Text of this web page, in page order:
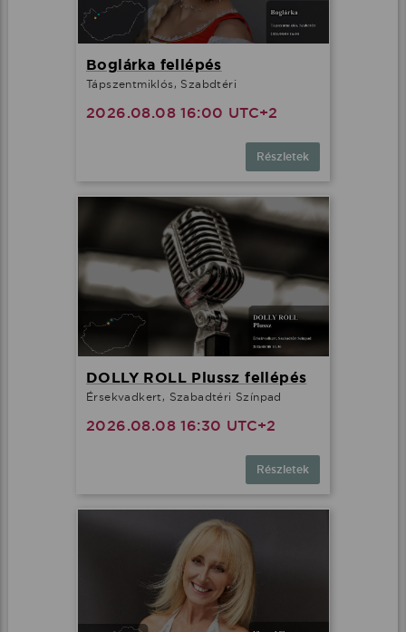
Boglárka fellépés
Tápszentmiklós, Szabdtéri
2026.08.08 16:00 UTC+2
Részletek
DOLLY ROLL Plussz fellépés
Érsekvadkert, Szabadtéri Színpad
2026.08.08 16:30 UTC+2
Részletek